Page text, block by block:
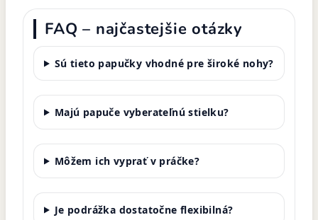
FAQ – najčastejšie otázky
Sú tieto papučky vhodné pre široké nohy?
Majú papuče vyberateľnú stielku?
Môžem ich vyprať v práčke?
Je podrážka dostatočne flexibilná?